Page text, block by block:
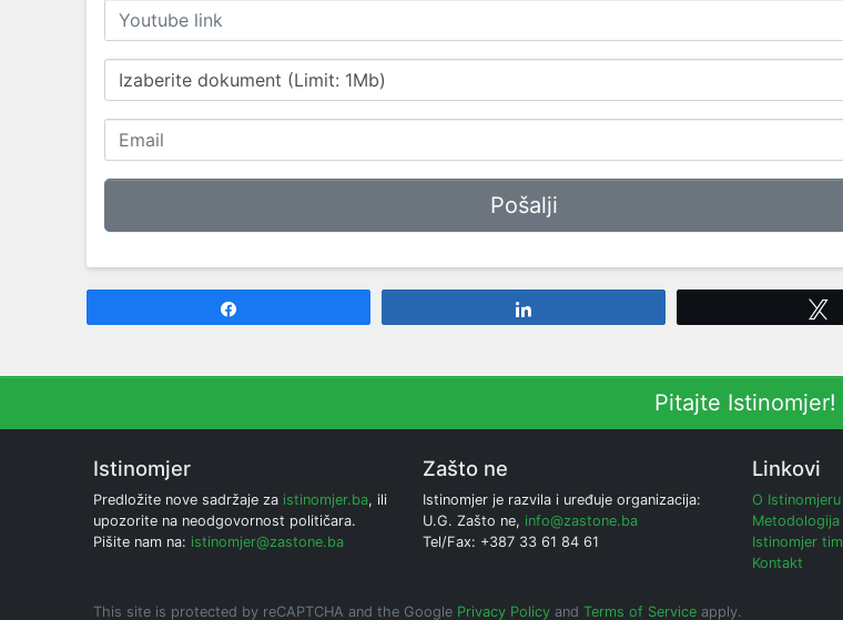
Izaberite dokument (Limit: 1Mb)
Pitajte Istinomjer!
Istinomjer
Predložite nove sadržaje za istinomjer.ba, ili
upozorite na neodgovornost političara.
Pišite nam na: istinomjer@zastone.ba
Zašto ne
Istinomjer je razvila i uređuje organizacija:
U.G. Zašto ne, info@zastone.ba
Tel/Fax: +387 33 61 84 61
Linkovi
O Istinomjeru
Metodologija
Istinomjer tim
Kontakt
This site is protected by reCAPTCHA and the Google Privacy Policy and Terms of Service apply.